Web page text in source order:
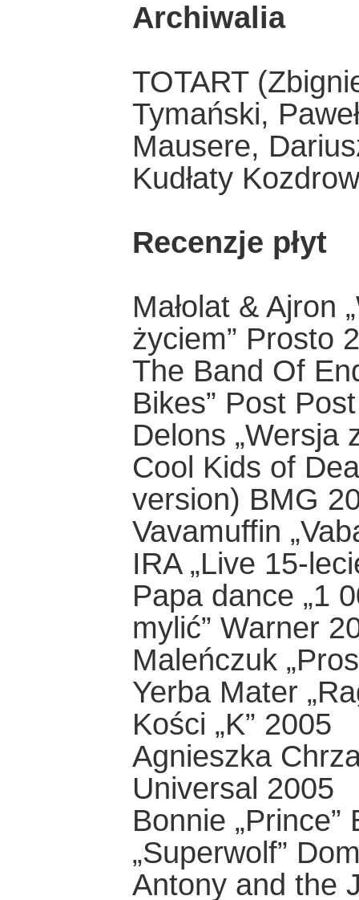
Archiwalia
TOTART
Tymański,
Mausere,
Kudłaty
Recenzje płyt
Małolat & Ajron
życiem” Prosto
The Band Of
Bikes” Post
Delons „Wersja
Cool Kids of
version) BMG
Vavamuffin
IRA „Live 15-
Papa dance „1
mylić” Warner
Maleńczuk
Yerba Mater
Kości „K” 2005
Agnieszka
Universal 2005
Bonnie
„Superwolf”
Antony and the